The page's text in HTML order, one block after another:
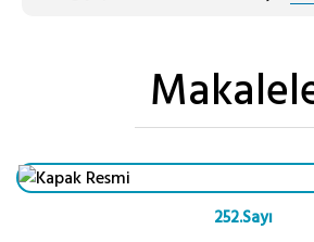
252.Sayı